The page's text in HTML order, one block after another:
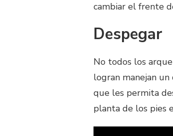
cambiar el frente
Despegar
No todos los
logran manejan
que les permita
planta de los pies